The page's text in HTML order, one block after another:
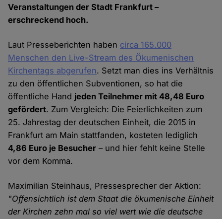
Veranstaltungen der Stadt Frankfurt –
erschreckend hoch.
Laut Presseberichten haben circa 165.000
Menschen den Live-Stream des Ökumenischen
Kirchentags abgerufen. Setzt man dies ins Verhältnis
zu den öffentlichen Subventionen, so hat die
öffentliche Hand jeden Teilnehmer mit 48,48 Euro
gefördert. Zum Vergleich: Die Feierlichkeiten zum
25. Jahrestag der deutschen Einheit, die 2015 in
Frankfurt am Main stattfanden, kosteten lediglich
4,86 Euro je Besucher – und hier fehlt keine Stelle
vor dem Komma.
Maximilian Steinhaus, Pressesprecher der Aktion:
"Offensichtlich ist dem Staat die ökumenische Einheit
der Kirchen zehn mal so viel wert wie die deutsche